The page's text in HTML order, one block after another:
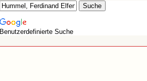
Benutzerdefinierte Suche